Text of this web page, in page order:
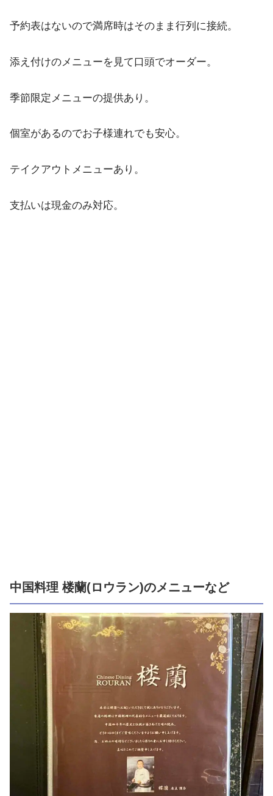
予約表はないので満席時はそのまま行列に接続。
添え付けのメニューを見て口頭でオーダー。
季節限定メニューの提供あり。
個室があるのでお子様連れでも安心。
テイクアウトメニューあり。
支払いは現金のみ対応。
中国料理 楼蘭(ロウラン)のメニューなど